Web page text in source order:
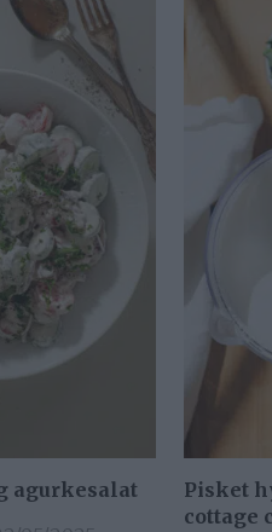
agurkesalat
Pisket
cottage